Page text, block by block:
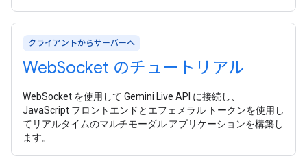
クライアントからサーバーへ
WebSocket のチュートリアル
WebSocket を使用して Gemini Live API に接続し、
JavaScript フロントエンドとエフェメラル トークンを使用し
てリアルタイムのマルチモーダル アプリケーションを構築し
ます。